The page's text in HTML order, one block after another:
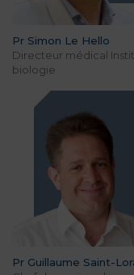
Pr Simon Le Hello
Directeur médical
biologie
Pr Guillaume Saint-